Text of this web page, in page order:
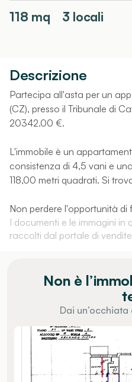
118 mq
3 locali
Descrizione
Partecipa all'asta per un
(CZ), presso il Tribunale di
20342.00 €.
L'immobile è un
consistenza di 4,5 vani e
118,00 metri quadrati. Si
Non perdere l'opportunità
I documenti e le immagini in
raccolti dal portale di
Non è
Dai